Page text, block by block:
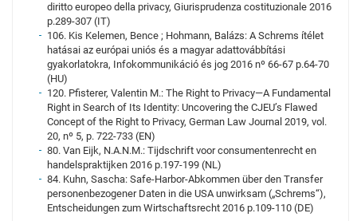
diritto europeo della privacy, Giurisprudenza costituzionale 2016
p.289-307 (IT)
106. Kis Kelemen, Bence ; Hohmann, Balázs: A Schrems ítélet
hatásai az európai uniós és a magyar adattovábbítási
gyakorlatokra, Infokommunikáció és jog 2016 nº 66-67 p.64-70
(HU)
120. Pfisterer, Valentin M.: The Right to Privacy—A Fundamental
Right in Search of Its Identity: Uncovering the CJEU’s Flawed
Concept of the Right to Privacy, German Law Journal 2019, vol.
20, nº 5, p. 722-733 (EN)
80. Van Eijk, N.A.N.M.: Tijdschrift voor consumentenrecht en
handelspraktijken 2016 p.197-199 (NL)
84. Kuhn, Sascha: Safe-Harbor-Abkommen über den Transfer
personenbezogener Daten in die USA unwirksam („Schrems“),
Entscheidungen zum Wirtschaftsrecht 2016 p.109-110 (DE)